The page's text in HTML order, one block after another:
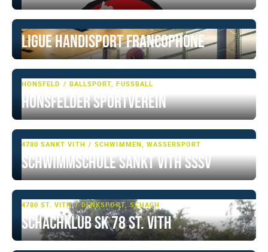
Ligue Handisport Francophone
HONSFELD BALLSPORT, FUSSBALL
Honsfelder Sportverein
4780 SANKT VITH SCHWIMMEN, WASSERSPORT
Schwimmschule Sankt Vith SSSV
4780 ST. VITH DENKSPORT, SCHACH
Schachklub SK 78 St. Vith